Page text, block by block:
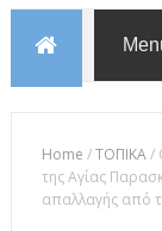
Home /ΤΟΠΙΚΑ/
της Αγίας
απαλλαγής από